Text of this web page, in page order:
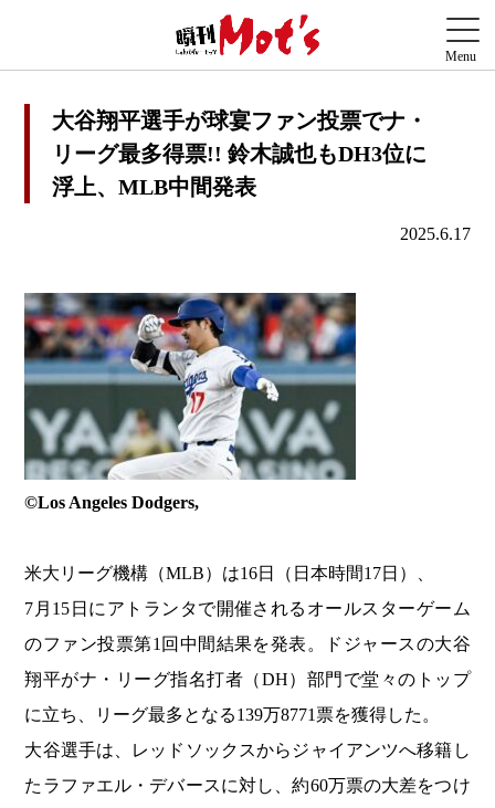
大谷翔平選手が球宴ファン投票でナ・
リーグ最多得票!! 鈴木誠也もDH3位に
浮上、MLB中間発表
2025.6.17
©️Los Angeles Dodgers,
米大リーグ機構（MLB）は16日（日本時間17日）、
7月15日にアトランタで開催されるオールスターゲーム
のファン投票第1回中間結果を発表。ドジャースの大谷
翔平がナ・リーグ指名打者（DH）部門で堂々のトップ
に立ち、リーグ最多となる139万8771票を獲得した。
大谷選手は、レッドソックスからジャイアンツへ移籍し
たラファエル・デバースに対し、約60万票の大差をつけ